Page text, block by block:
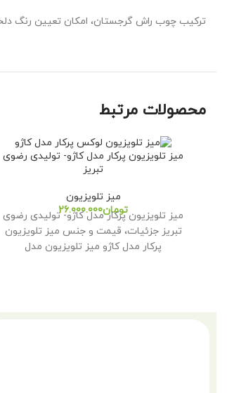
ترکیب چوب راش گرجستان، امکان تعیین رنگ
محصولات مرتبط
میز تلویزیون پرکار مدل کاژو- تولیدی رضوی
تبریز
میز تلویزیون
تومان
میز تلویزیون پرکار مدل کاژو- تولیدی رضوی
تبریز جزئیات، قیمت و جنس میز تلویزیون
پرکار مدل کاژو میز تلویزیون مدل